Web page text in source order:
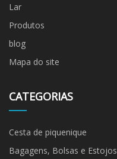
Lar
Produtos
blog
Mapa do site
CATEGORIAS
Cesta de piquenique
Bagagens, Bolsas e Estojos